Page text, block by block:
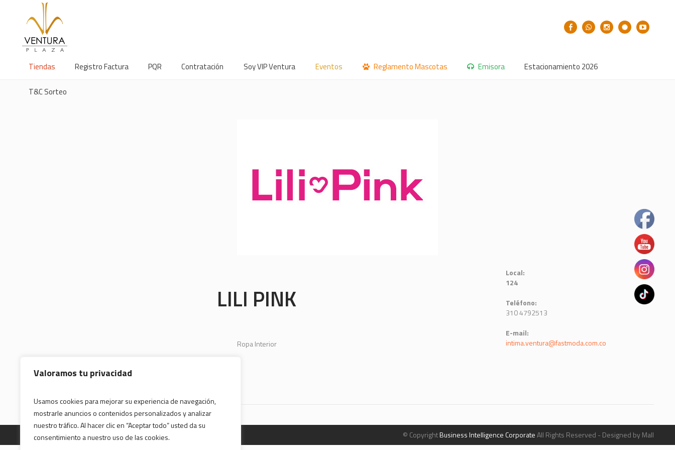
Valoramos tu privacidad
Usamos cookies para mejorar su experiencia de navegación,
mostrarle anuncios o contenidos personalizados y analizar
nuestro tráfico. Al hacer clic en “Aceptar todo” usted da su
consentimiento a nuestro uso de las cookies.
Tiendas Registro Factura PQR Contratación Soy VIP Ventura Eventos Reglamento Mascotas Emisora Estacionamiento 2026
T&C Sorteo
LILI PINK
Ropa Interior
Local:
124
Teléfono:
310 4792513
E-mail:
intima.ventura@fastmoda.com.co
© CopyrightBusiness Intelligence CorporateAll Rights Reserved - Designed by Mall